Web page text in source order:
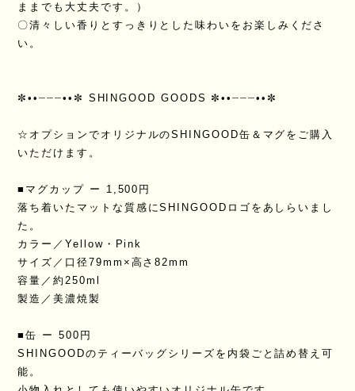
ままでも大丈夫です。）
〇清々しい香りとすっきりとした味わいをお楽しみくださ
い。
✼••┈┈┈••✼ SHINGOOD GOODS ✼••┈┈┈••✼
☆オプションでオリジナルのSHINGOOD缶＆マグをご購入
いただけます。
■マグカップ ー 1,500円
落ち着いたマットな質感にSHINGOODロゴをあしらいまし
た。
カラー／Yellow・Pink
サイズ／口径79mm×高さ82mm
容量／約250ml
製造／美濃焼製
■缶 ー 500円
SHINGOODのティーバッグシリーズを内袋ごと詰め替え可
能。